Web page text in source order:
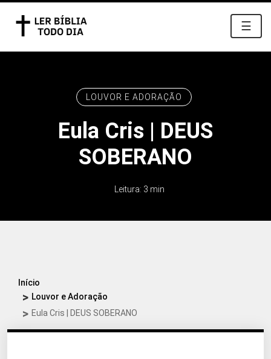
☰
LOUVOR E ADORAÇÃO
Eula Cris | DEUS
SOBERANO
Leitura: 3 min
Início
Louvor e Adoração
Eula Cris | DEUS SOBERANO